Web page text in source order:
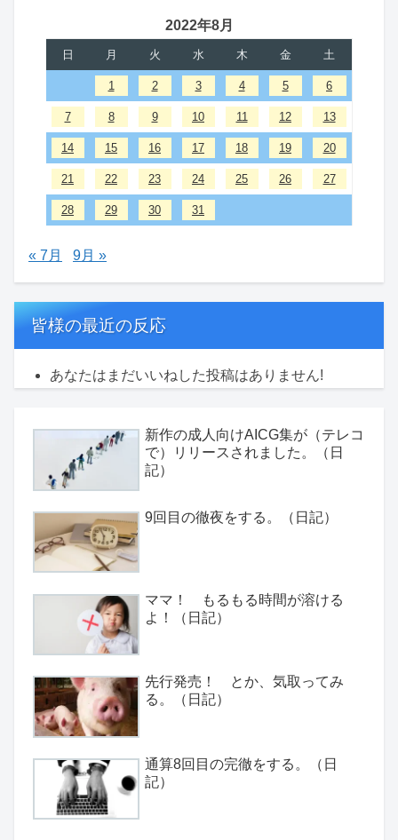
2022年8月
日 月 火 水 木 金 土
1 2 3 4 5 6
7 8 9 10 11 12 13
14 15 16 17 18 19 20
21 22 23 24 25 26 27
28 29 30 31
« 7月 9月 »
皆様の最近の反応
あなたはまだいいねした投稿はありません!
新作の成人向けAICG集が（テレコ
で）リリースされました。（日
記）
9回目の徹夜をする。（日記）
ママ！ もるもる時間が溶ける
よ！（日記）
先行発売！ とか、気取ってみ
る。（日記）
通算8回目の完徹をする。（日
記）